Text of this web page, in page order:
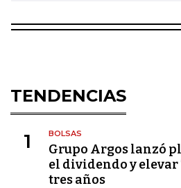
TENDENCIAS
1 BOLSAS
Grupo Argos lanzó
el dividendo y elevar
tres años